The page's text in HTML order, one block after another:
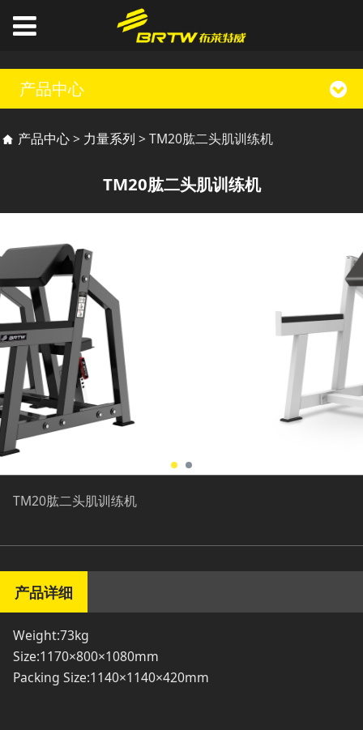
产品中心
TM20肱二头肌训练机
产品中心> 力量系列 >TM20肱二头肌训练机
TM20肱二头肌训练机
TM20肱二头肌训练机
产品详细
Weight:73kg
Size:1170×800×1080mm
Packing Size:1140×1140×420mm